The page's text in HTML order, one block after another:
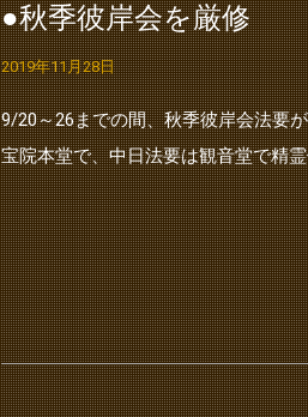
●秋季彼岸会を厳修
2019年11月28日
9/20～26までの間、秋季彼岸会法要
宝院本堂で、中日法要は観音堂で精